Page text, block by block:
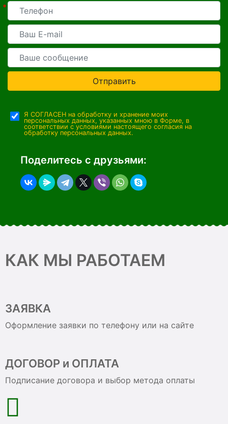
*
Отправить
Я СОГЛАСЕН на обработку и хранение моих
персональных данных, указанных мною в Форме, в
соответствии с условиями настоящего согласия на
обработку персональных данных.
Поделитесь с друзьями:
КАК МЫ РАБОТАЕМ
ЗАЯВКА
Оформление заявки по телефону или на сайте
ДОГОВОР и ОПЛАТА
Подписание договора и выбор метода оплаты